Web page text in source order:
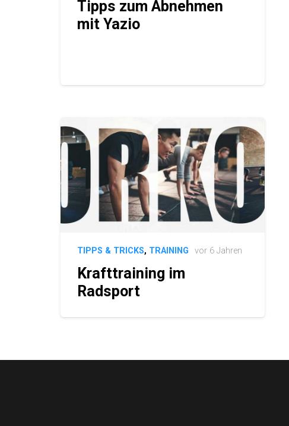
Tipps zum Abnehmen
mit Yazio
TIPPS & TRICKS, TRAINING vor 6 Jahren
Krafttraining im
Radsport